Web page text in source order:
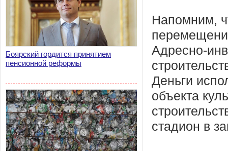
Боярский гордится принятием
пенсионной реформы
Напомним,
Адресно-
Деньги
объекта
стадион в